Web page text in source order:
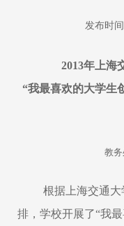
发布时
2013年上海
“我最喜欢的大学生
教务
根据上海交通大
排，学校开展了“我